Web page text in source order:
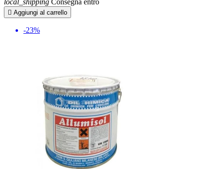
local_shipping Consegna entro
 Aggiungi al carrello
-23%